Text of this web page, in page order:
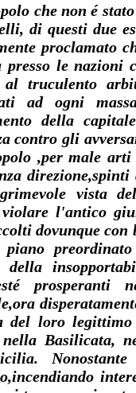
che non é
di questi due
proclamato
presso le nazioni
al truculento
ad ogni
della
contro gli
,per male arti
vista
violare l'antico
dovunque con
piano
della
prosperanti
del loro
nella Basilicata,